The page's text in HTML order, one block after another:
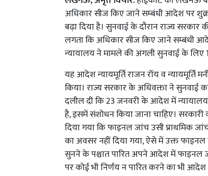
अधिकार सीज किए जाने सम्बंधी आदेश पर
बढ़ा दिया है। सुनवाई के दौरान राज्य
लगता कि अधिकार सीज किए जाने सम्बंधी
न्यायालय ने मामले की अगली सुनवाई के लिए
यह आदेश न्यायमूर्ति राजन रॉय व न्यायमूर्ति
किया। राज्य सरकार के अधिवक्ता ने सुनवाई
दलील दी कि 23 जनवरी के आदेश में
है, इसमें संशोधन किया जाना चाहिए।
दिया गया कि फाइनल जांच उसी प्राथमिक
का अवसर नहीं दिया गया, ऐसे में उक्त फाइनल
सुनने के पश्चात पारित अपने आदेश में फाइनल
पर कोई भी निर्णय न पारित करने का भी आदेश